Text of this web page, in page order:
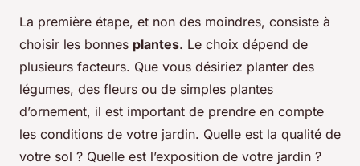
La première étape, et non des moindres, consiste à
choisir les bonnes plantes. Le choix dépend de
plusieurs facteurs. Que vous désiriez planter des
légumes, des fleurs ou de simples plantes
d’ornement, il est important de prendre en compte
les conditions de votre jardin. Quelle est la qualité de
votre sol ? Quelle est l’exposition de votre jardin ?